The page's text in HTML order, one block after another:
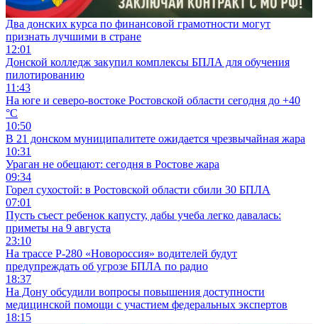
Два донских курса по финансовой грамотности могут
признать лучшими в стране
12:01
Донской колледж закупил комплексы БПЛА для обучения
пилотированию
11:43
На юге и северо-востоке Ростовской области сегодня до +40
°C
10:50
В 21 донском муниципалитете ожидается чрезвычайная жара
10:31
Ураган не обещают: сегодня в Ростове жара
09:34
Горел сухостой: в Ростовской области сбили 30 БПЛА
07:01
Пусть съест ребенок капусту, дабы учеба легко давалась:
приметы на 9 августа
23:10
На трассе Р-280 «Новороссия» водителей будут
предупреждать об угрозе БПЛА по радио
18:37
На Дону обсудили вопросы повышения доступности
медицинской помощи с участием федеральных экспертов
18:15